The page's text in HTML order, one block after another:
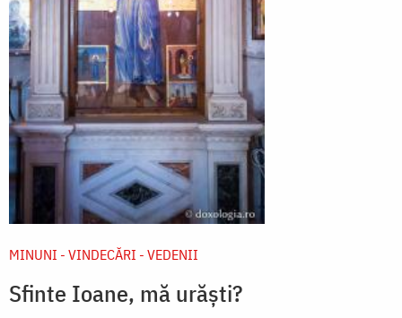
MINUNI - VINDECĂRI - VEDENII
Sfinte Ioane, mă urăști?